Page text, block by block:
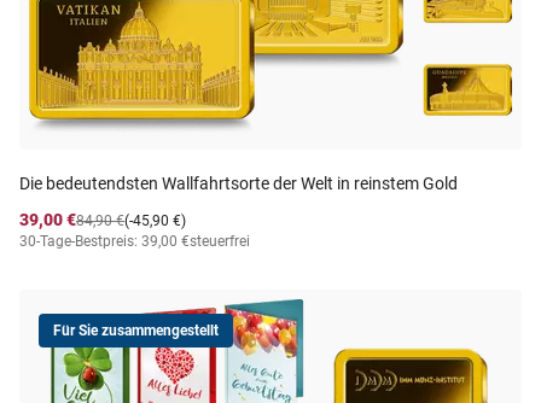
Die bedeutendsten Wallfahrtsorte der Welt in reinstem Gold
39,00 €
(-45,90 €)
84,90 €
30-Tage-Bestpreis: 39,00 €steuerfrei
Für Sie zusammengestellt